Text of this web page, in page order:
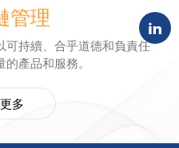
管理
可持續、合乎道德和負責任
產品和服務。
多